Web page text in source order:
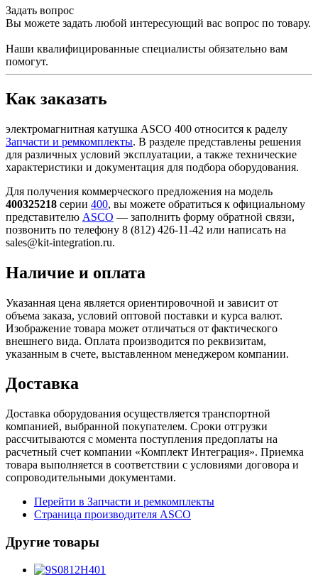
Задать вопрос
Вы можете задать любой интересующий вас вопрос по товару.
Наши квалифицированные специалисты обязательно вам
помогут.
Как заказать
электромагнитная катушка ASCO 400 относится к раделу
Запчасти и ремкомплекты. В разделе представлены решения
для различных условий эксплуатации, а также технические
характеристики и документация для подбора оборудования.
Для получения коммерческого предложения на модель
400325218 серии 400, вы можете обратиться к официальному
представителю ASCO — заполнить форму обратной связи,
позвонить по телефону 8 (812) 426-11-42 или написать на
sales@kit-integration.ru.
Наличие и оплата
Указанная цена является ориентировочной и зависит от
объема заказа, условий оптовой поставки и курса валют.
Изображение товара может отличаться от фактического
внешнего вида. Оплата производится по реквизитам,
указанным в счете, выставленном менеджером компании.
Доставка
Доставка оборудования осуществляется транспортной
компанией, выбранной покупателем. Сроки отгрузки
рассчитываются с момента поступления предоплаты на
расчетный счет компании «Комплект Интеграция». Приемка
товара выполняется в соответствии с условиями договора и
сопроводительными документами.
Перейти в Запчасти и ремкомплекты
Страница производителя ASCO
Другие товары